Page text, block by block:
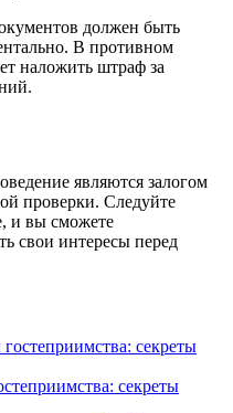
должен быть
В противном
наложить штраф за
являются залогом
проверки. Следуйте
и вы сможете
свои интересы перед
секреты